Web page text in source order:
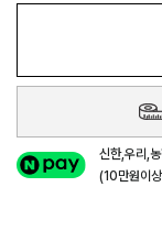
신한,우리,
(10만원이